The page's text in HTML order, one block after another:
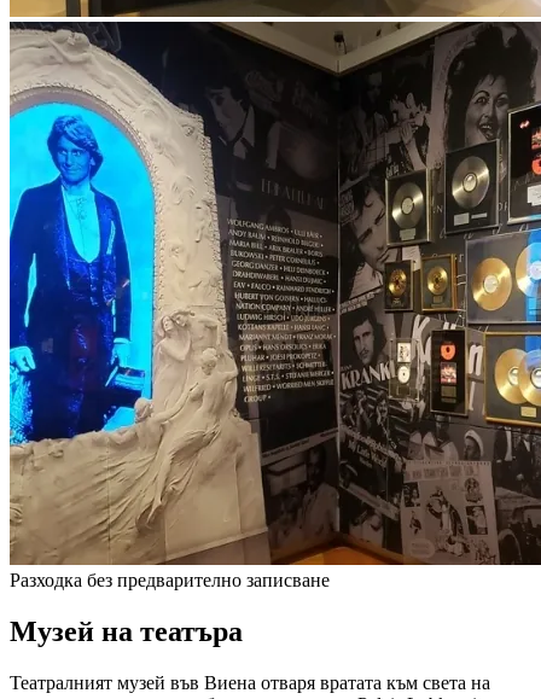
Разходка без предварително записване
Музей на театъра
Театралният музей във Виена отваря вратата към света на